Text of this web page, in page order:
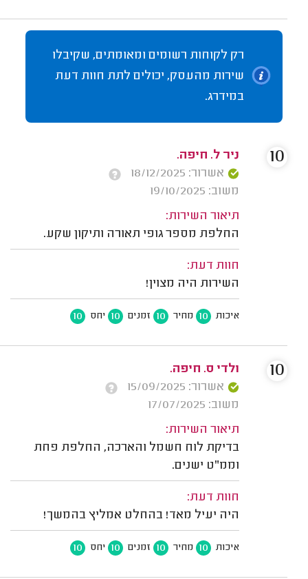
רק לקוחות רשומים ומאומתים, שקיבלו
שירות מהעסק, יכולים לתת חוות דעת
במידרג.
ניר ל. חיפה.
אשרור: 18/12/2025
משוב: 19/10/2025
תיאור השירות:
החלפת מספר גופי תאורה ותיקון שקע.
חוות דעת:
השירות היה מצוין!
איכות 10 מחיר 10 זמנים 10 יחס 10
10
ולדי ס. חיפה.
אשרור: 15/09/2025
משוב: 17/07/2025
תיאור השירות:
בדיקת לוח חשמל והארכה, החלפת פחת
וממ"ט ישנים.
חוות דעת:
היה יעיל מאד! בהחלט אמליץ בהמשך!
איכות 10 מחיר 10 זמנים 10 יחס 10
10